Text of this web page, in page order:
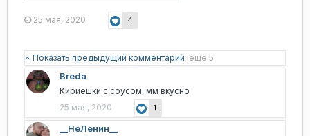
25 мая, 2020 4
Показать предыдущий комментарий ещё 5
Breda
Кириешки с соусом, мм вкусно
25 мая, 2020
1
__НеЛенин__